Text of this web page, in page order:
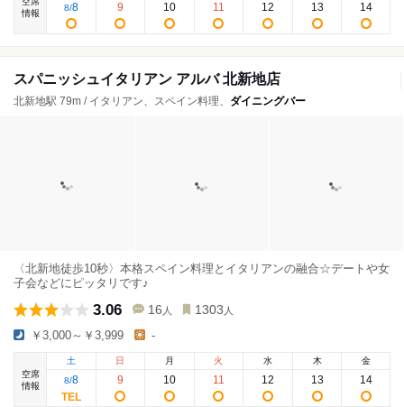
情報
8/8 9 10 11 12 13 14
スパニッシュイタリアン アルバ 北新地店
北新地駅 79m / イタリアン、スペイン料理、 ダイニングバー
〈北新地徒歩10秒〉本格スペイン料理とイタリアンの融合☆デートや女
子会などにピッタリです♪
3.06 16 人 1303 人
￥3,000～￥3,999 -
空席
情報
土
8/8
日
9
月
10
火
11
水
12
木
13
金
14